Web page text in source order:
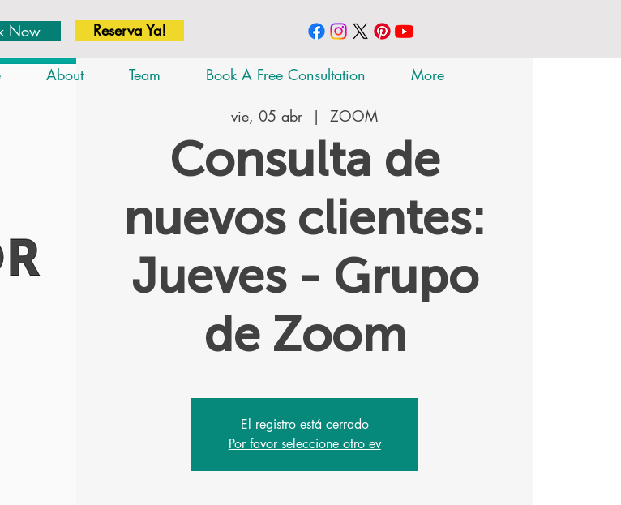
Now Reserva Ya!
About Team Book A Free Consultation More
vie, 05 abr
  |
ZOOM
Consulta de
nuevos clientes:
Jueves - Grupo
de Zoom
El registro está cerrado
Por favor seleccione otro ev